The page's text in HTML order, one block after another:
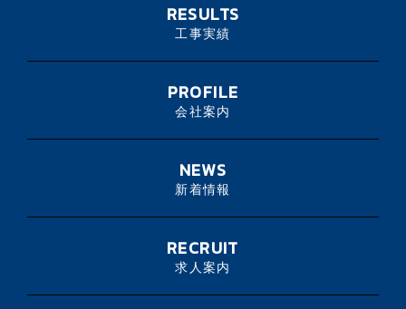
RESULTS
工事実績
PROFILE
会社案内
NEWS
新着情報
RECRUIT
求人案内